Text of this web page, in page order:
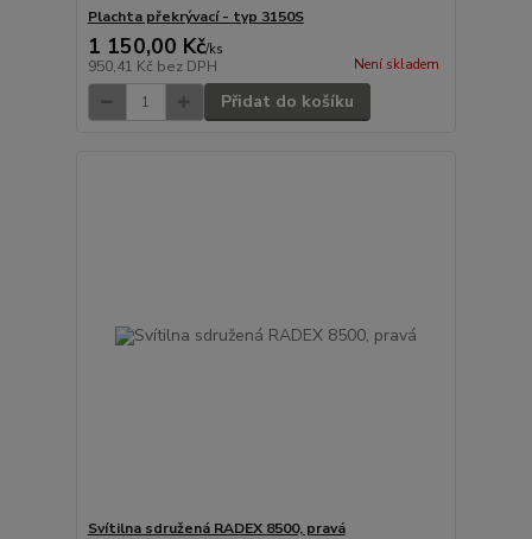
Plachta překrývací - typ 3150S
1 150,00 Kč/ks
950,41 Kč bez DPH Není skladem
Přidat do košíku
Svítilna sdružená RADEX 8500, pravá